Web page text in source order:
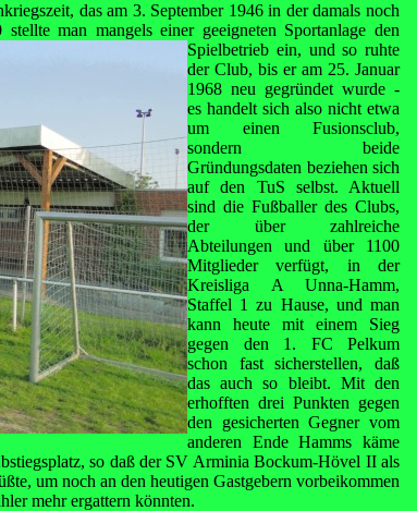
das am 3. September 1946 in der damals noch
man mangels einer geeigneten Sportanlage den
Spielbetrieb ein, und so ruhte
der Club, bis er am 25. Januar
1968 neu gegründet wurde -
es handelt sich also nicht etwa
um einen Fusionsclub,
sondern beide
Gründungsdaten beziehen sich
auf den TuS selbst. Aktuell
sind die Fußballer des Clubs,
der über zahlreiche
Abteilungen und über 1100
Mitglieder verfügt, in der
Kreisliga A Unna-Hamm,
Staffel 1 zu Hause, und man
kann heute mit einem Sieg
gegen den 1. FC Pelkum
schon fast sicherstellen, daß
das auch so bleibt. Mit den
erhofften drei Punkten gegen
den gesicherten Gegner vom
anderen Ende Hamms käme
so daß der SV Arminia Bockum-Hövel II als
um noch an den heutigen Gastgebern vorbeikommen
mehr ergattern könnten.